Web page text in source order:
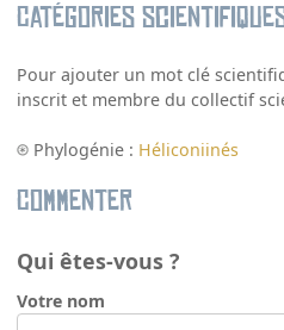
Catégories
Pour ajouter un mot clé
inscrit et membre du collectif
Phylogénie : Héliconiinés
Commenter
Qui êtes-vous ?
Votre nom